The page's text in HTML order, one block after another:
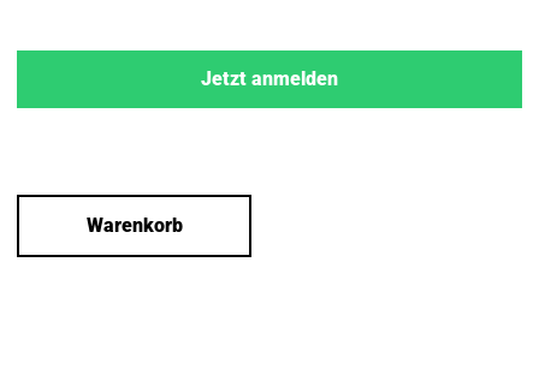
Jetzt anmelden
Warenkorb